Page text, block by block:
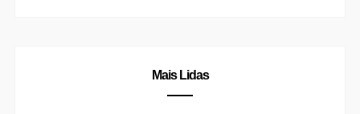
Mais Lidas